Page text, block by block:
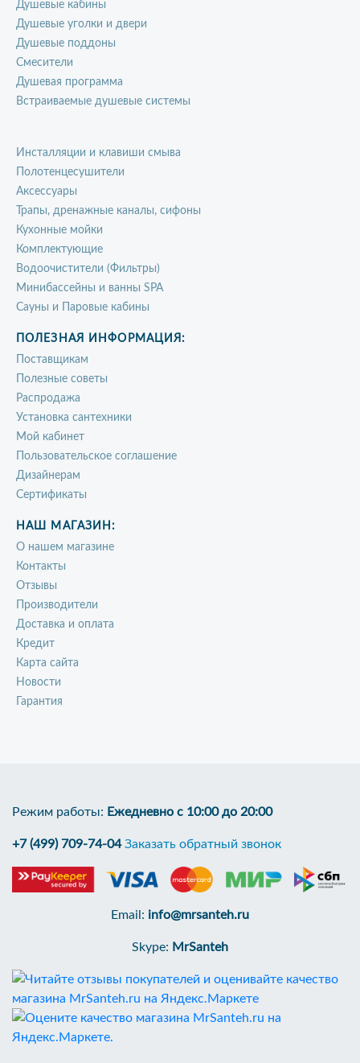
Душевые кабины
Душевые уголки и двери
Душевые поддоны
Смесители
Душевая программа
Встраиваемые душевые системы
Инсталляции и клавиши смыва
Полотенцесушители
Аксессуары
Трапы, дренажные каналы, сифоны
Кухонные мойки
Комплектующие
Водоочистители (Фильтры)
Минибассейны и ванны SPA
Сауны и Паровые кабины
ПОЛЕЗНАЯ ИНФОРМАЦИЯ:
Поставщикам
Полезные советы
Распродажа
Установка сантехники
Мой кабинет
Пользовательское соглашение
Дизайнерам
Сертификаты
НАШ МАГАЗИН:
О нашем магазине
Контакты
Отзывы
Производители
Доставка и оплата
Кредит
Карта сайта
Новости
Гарантия
Режим работы: Ежедневно с 10:00 до 20:00
+7 (499) 709-74-04 Заказать обратный звонок
Email: info@mrsanteh.ru
Skype: MrSanteh